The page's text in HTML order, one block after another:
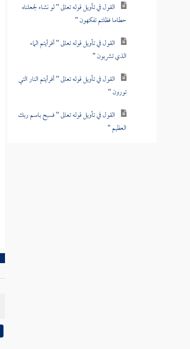
القول في تأويل قوله تعالى " لو نشاء لجعلناه
حطاما فظلتم تفكهون "
القول في تأويل قوله تعالى " أفرأيتم الماء
الذي تشربون "
القول في تأويل قوله تعالى " أفرأيتم النار التي
تورون "
القول في تأويل قوله تعالى " فسبح باسم ربك
العظيم "